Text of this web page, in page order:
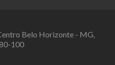
Belo Horizonte - MG,
100